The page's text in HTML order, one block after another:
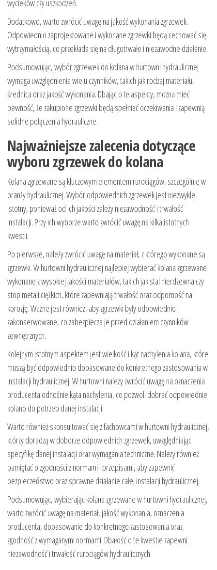
wycieków czy uszkodzeń.
Dodatkowo, warto zwrócić uwagę na jakość wykonania zgrzewek.
Odpowiednio zaprojektowane i wykonane zgrzewki będą cechować się
wytrzymałością, co przekłada się na długotrwałe i niezawodne działanie.
Podsumowując, wybór zgrzewek do kolana w hurtowni hydraulicznej
wymaga uwzględnienia wielu czynników, takich jak rodzaj materiału,
średnica oraz jakość wykonania. Dbając o te aspekty, można mieć
pewność, że zakupione zgrzewki będą spełniać oczekiwania i zapewnią
solidne połączenia hydrauliczne.
Najważniejsze zalecenia dotyczące
wyboru zgrzewek do kolana
Kolana zgrzewane są kluczowym elementem rurociągów, szczególnie w
branży hydraulicznej. Wybór odpowiednich zgrzewek jest niezwykle
istotny, ponieważ od ich jakości zależy niezawodność i trwałość
instalacji. Przy ich wyborze warto zwrócić uwagę na kilka istotnych
kwestii.
Po pierwsze, należy zwrócić uwagę na materiał, z którego wykonane są
zgrzewki. W hurtowni hydraulicznej najlepiej wybierać kolana zgrzewane
wykonane z wysokiej jakości materiałów, takich jak stal nierdzewna czy
stop metali ciężkich, które zapewniają trwałość oraz odporność na
korozję. Ważne jest również, aby zgrzewki były odpowiednio
zakonserwowane, co zabezpiecza je przed działaniem czynników
zewnętrznych.
Kolejnym istotnym aspektem jest wielkość i kąt nachylenia kolana, które
muszą być odpowiednio dopasowane do konkretnego zastosowania w
instalacji hydraulicznej. W hurtowni należy zwrócić uwagę na oznaczenia
producenta odnośnie kąta nachylenia, co pozwoli dobrać odpowiednie
kolano do potrzeb danej instalacji.
Warto również skonsultować się z fachowcami w hurtowni hydraulicznej,
którzy doradzą w doborze odpowiednich zgrzewek, uwzględniając
specyfikę danej instalacji oraz wymagania techniczne. Należy również
pamiętać o zgodności z normami i przepisami, aby zapewnić
bezpieczeństwo oraz sprawne działanie całej instalacji hydraulicznej.
Podsumowując, wybierając kolana zgrzewane w hurtowni hydraulicznej,
warto zwrócić uwagę na materiał, jakość wykonania, oznaczenia
producenta, dopasowanie do konkretnego zastosowania oraz
zgodność z wymaganymi normami. Dbałość o te kwestie zapewni
niezawodność i trwałość rurociągów hydraulicznych.